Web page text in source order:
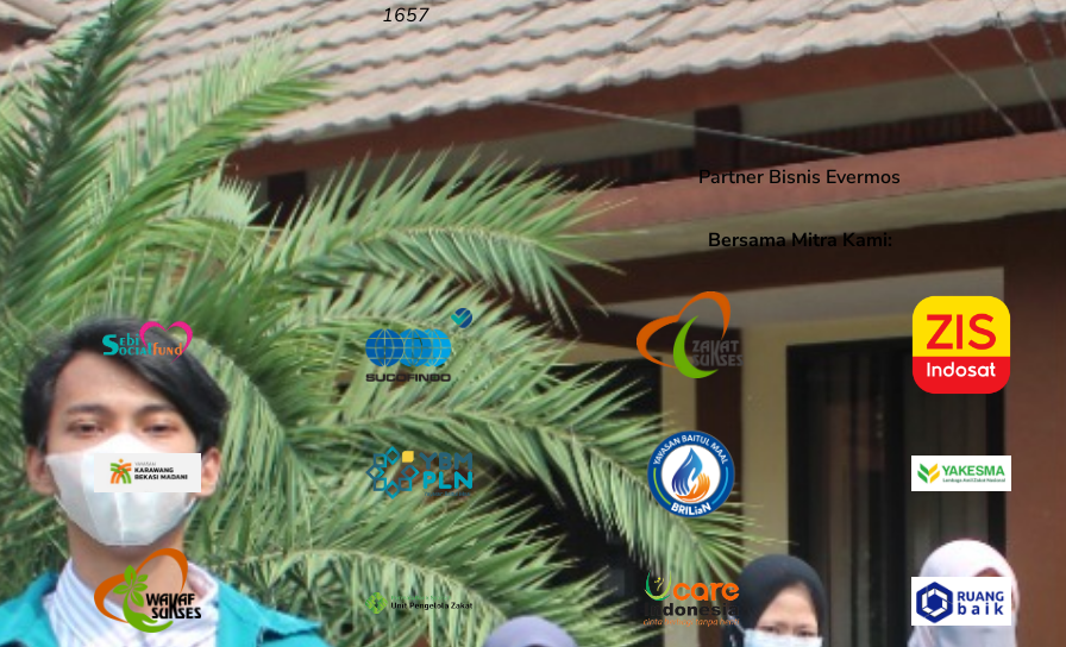
1657
Partner Bisnis Evermos
Bersama Mitra Kami: